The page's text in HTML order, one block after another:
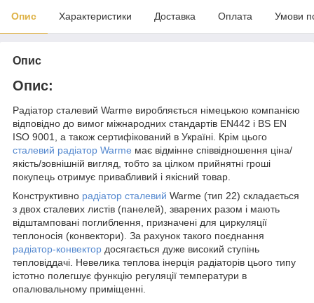
Опис Характеристики Доставка Оплата Умови
Опис
Опис:
Радіатор сталевий Warme виробляється німецькою компанією
відповідно до вимог міжнародних стандартів EN442 і BS EN
ISO 9001, а також сертифікований в Україні. Крім цього
сталевий радіатор Warme має відмінне співвідношення ціна/
якість/зовнішній вигляд, тобто за цілком прийнятні гроші
покупець отримує привабливий і якісний товар.
Конструктивно радіатор сталевий Warme (тип 22) складається
з двох сталевих листів (панелей), зварених разом і мають
відштамповані поглиблення, призначені для циркуляції
теплоносія (конвектори). За рахунок такого поєднання
радіатор-конвектор досягається дуже високий ступінь
тепловіддачі. Невелика теплова інерція радіаторів цього типу
істотно полегшує функцію регуляції температури в
опалювальному приміщенні.